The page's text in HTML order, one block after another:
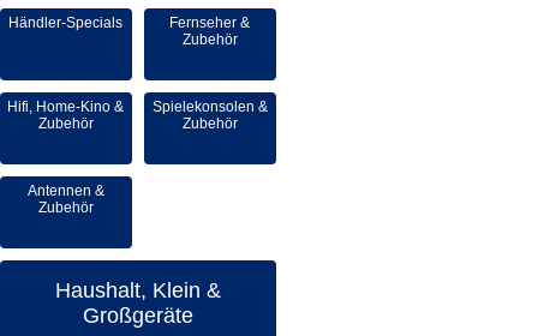
Händler-Specials
Fernseher &
Zubehör
Hifi, Home-Kino &
Zubehör
Spielekonsolen &
Zubehör
Antennen &
Zubehör
Haushalt, Klein &
Großgeräte